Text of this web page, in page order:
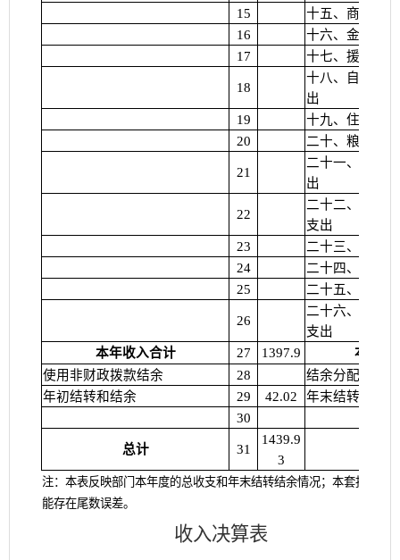
15
十五、商业服
16
十六、金融支出
17
十七、援助其
18
十八、自然资
出
19
十九、住房保
20
二十、粮油物
21
二十一、国有
出
22
二十二、灾害
支出
23
二十三、其他
24
二十四、债务
25
二十五、债务
26
二十六、抗疫
支出
本年收入合计
27 1397.9
本年支
使用非财政拨款结余
28
结余分配
年初结转和结余
29 42.02
年末结转和结余
30
总计 31
1439.9
3
注：本表反映部门本年度的总收支和年末结转结余情况；本套报表金
能存在尾数误差。
收入决算表